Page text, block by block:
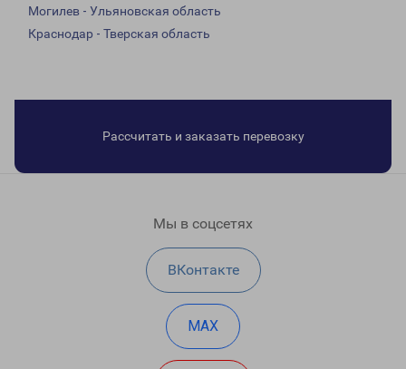
Могилев - Ульяновская область
Краснодар - Тверская область
Рассчитать и заказать перевозку
Мы в соцсетях
ВКонтакте
MAX